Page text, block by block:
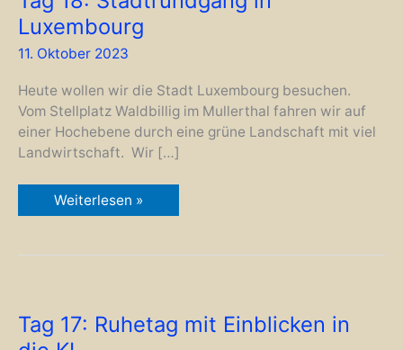
Luxembourg
11. Oktober 2023
Heute wollen wir die Stadt Luxembourg besuchen.
Vom Stellplatz Waldbillig im Mullerthal fahren wir auf
einer Hochebene durch eine grüne Landschaft mit viel
Landwirtschaft. Wir […]
Tag
18:
Luxembourg
Weiterlesen »
Tag 17: Ruhetag mit Einblicken in